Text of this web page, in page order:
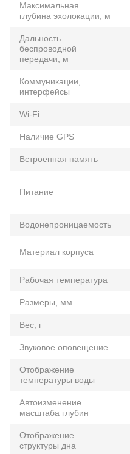
Максимальная
глубина эхолокации, м
Дальность
беспроводной
передачи, м
Коммуникации,
интерфейсы
Wi-Fi
Наличие GPS
Встроенная память
Питание
Водонепроницаемость
Материал корпуса
Рабочая температура
Размеры, мм
Вес, г
Звуковое оповещение
Отображение
температуры воды
Автоизменение
масштаба глубин
Отображение
структуры дна